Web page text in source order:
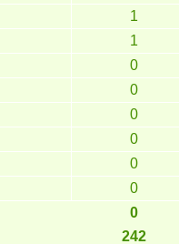
1
1
0
0
0
0
0
0
0
242